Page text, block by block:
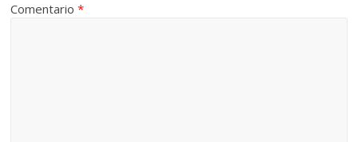
Comentario*